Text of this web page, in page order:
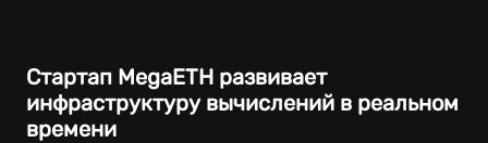
Стартап MegaETH развивает
инфраструктуру вычислений в реальном
времени